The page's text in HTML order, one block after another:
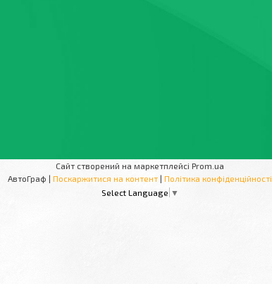
Сайт створений на маркетплейсі Prom.ua
АвтоГраф | Поскаржитися на контент | Політика конфіденційності
Select Language ▼